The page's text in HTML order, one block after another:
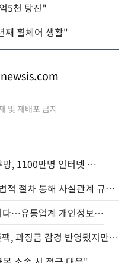
5천 탕진"
째 휠체어 생활"
및 재배포 금지
, 1100만명 인터넷 활
절차 통해 사실관계 규
다…유통업계 개인정보
, 과징금 감경 반영됐지만…